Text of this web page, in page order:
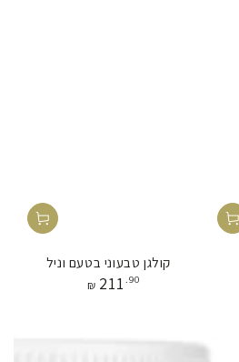
קולגן טבעוני בטעם וניל
מחיר
₪ 211 .90